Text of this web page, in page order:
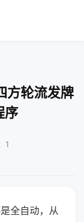
方轮流发牌
序
1
全自动，从